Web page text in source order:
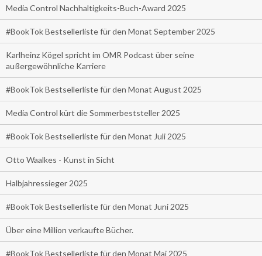
Media Control Nachhaltigkeits-Buch-Award 2025
#BookTok Bestsellerliste für den Monat September 2025
Karlheinz Kögel spricht im OMR Podcast über seine
außergewöhnliche Karriere
#BookTok Bestsellerliste für den Monat August 2025
Media Control kürt die Sommerbeststeller 2025
#BookTok Bestsellerliste für den Monat Juli 2025
Otto Waalkes - Kunst in Sicht
Halbjahressieger 2025
#BookTok Bestsellerliste für den Monat Juni 2025
Über eine Million verkaufte Bücher.
#BookTok Bestsellerliste für den Monat Mai 2025